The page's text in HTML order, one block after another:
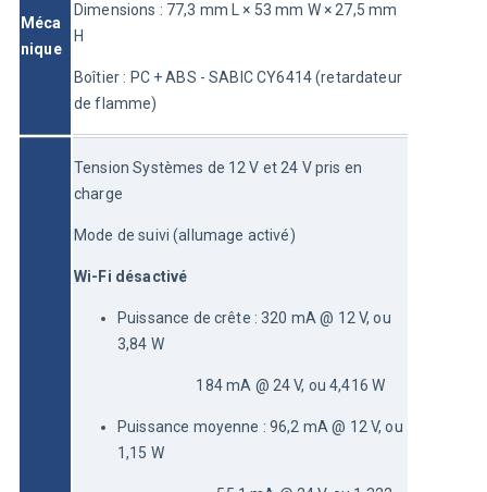
Méca
nique
Dimensions : 77,3 mm L × 53 mm W × 27,5 mm
H
Boîtier : PC + ABS - SABIC CY6414 (retardateur
de flamme)
Tension Systèmes de 12 V et 24 V pris en
charge
Mode de suivi (allumage activé)
Wi-Fi désactivé
Puissance de crête : 320 mA @ 12 V, ou
3,84 W
                       184 mA @ 24 V, ou 4,416 W
Puissance moyenne : 96,2 mA @ 12 V, ou
1,15 W